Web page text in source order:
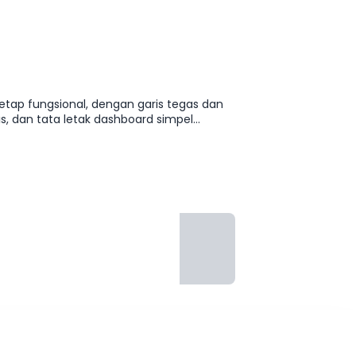
fungsional, dengan garis tegas dan
dan tata letak dashboard simpel
relatif senyap, memberi
listrik generasi terbaru KIA.
relevan untuk kebutuhan masa kini.